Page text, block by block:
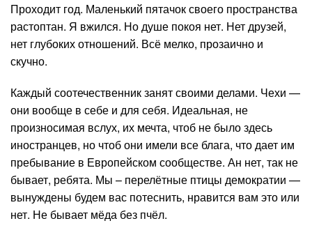
Проходит год. Маленький пятачок своего пространства
растоптан. Я вжился. Но душе покоя нет. Нет друзей,
нет глубоких отношений. Всё мелко, прозаично и
скучно.
Каждый соотечественник занят своими делами. Чехи —
они вообще в себе и для себя. Идеальная, не
произносимая вслух, их мечта, чтоб не было здесь
иностранцев, но чтоб они имели все блага, что дает им
пребывание в Европейском сообществе. Ан нет, так не
бывает, ребята. Мы – перелётные птицы демократии —
вынуждены будем вас потеснить, нравится вам это или
нет. Не бывает мёда без пчёл.